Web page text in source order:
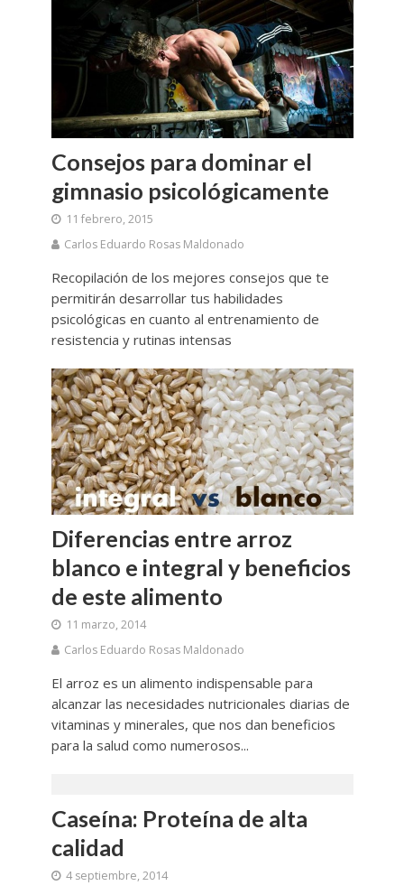
Consejos para dominar el
gimnasio psicológicamente
11 febrero, 2015
Carlos Eduardo Rosas Maldonado
Recopilación de los mejores consejos que te
permitirán desarrollar tus habilidades
psicológicas en cuanto al entrenamiento de
resistencia y rutinas intensas
Diferencias entre arroz
blanco e integral y beneficios
de este alimento
11 marzo, 2014
Carlos Eduardo Rosas Maldonado
El arroz es un alimento indispensable para
alcanzar las necesidades nutricionales diarias de
vitaminas y minerales, que nos dan beneficios
para la salud como numerosos...
Caseína: Proteína de alta
calidad
4 septiembre, 2014